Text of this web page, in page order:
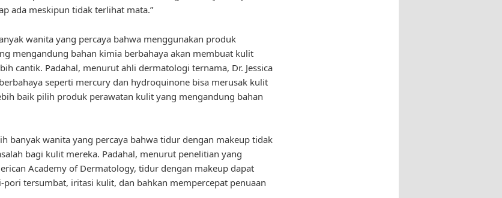
ada meskipun tidak terlihat mata.”
wanita yang percaya bahwa menggunakan produk
mengandung bahan kimia berbahaya akan membuat kulit
cantik. Padahal, menurut ahli dermatologi ternama, Dr. Jessica
seperti mercury dan hydroquinone bisa merusak kulit
baik pilih produk perawatan kulit yang mengandung bahan
banyak wanita yang percaya bahwa tidur dengan makeup tidak
bagi kulit mereka. Padahal, menurut penelitian yang
Academy of Dermatology, tidur dengan makeup dapat
pori tersumbat, iritasi kulit, dan bahkan mempercepat penuaan